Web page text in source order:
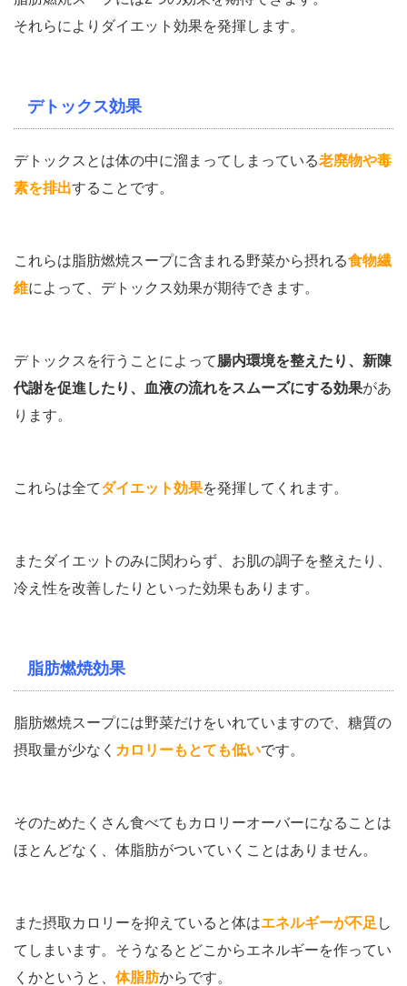
それらによりダイエット効果を発揮します。
デトックス効果
デトックスとは体の中に溜まってしまっている老廃物や毒
素を排出することです。
これらは脂肪燃焼スープに含まれる野菜から摂れる食物繊
維によって、デトックス効果が期待できます。
デトックスを行うことによって腸内環境を整えたり、新陳
代謝を促進したり、血液の流れをスムーズにする効果があ
ります。
これらは全てダイエット効果を発揮してくれます。
またダイエットのみに関わらず、お肌の調子を整えたり、
冷え性を改善したりといった効果もあります。
脂肪燃焼効果
脂肪燃焼スープには野菜だけをいれていますので、糖質の
摂取量が少なく カロリーもとても低いです。
そのためたくさん食べてもカロリーオーバーになることは
ほとんどなく、体脂肪がついていくことはありません。
また摂取カロリーを抑えていると体はエネルギーが不足 し
てしまいます。そうなるとどこからエネルギーを作ってい
くかというと、 体脂肪からです。